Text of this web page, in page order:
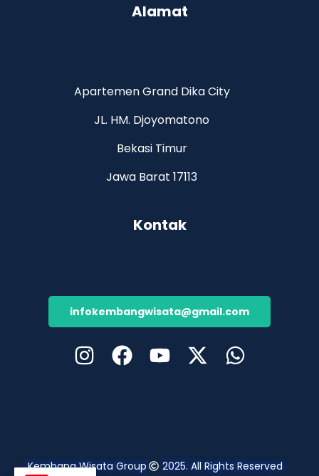
Alamat
Apartemen Grand Dika City
JL. HM. Djoyomatono
Bekasi Timur
Jawa Barat 17113
Kontak
infokembangwisata@gmail.com
Kembang Wisata Group 2025. All Rights Reserved